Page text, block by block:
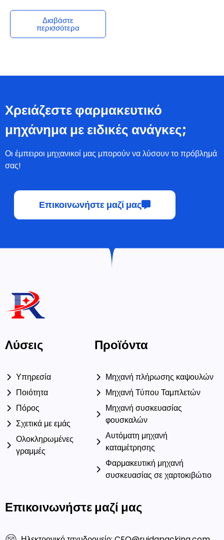
Διαβάστε
περισσότερα
Χρειάζεστε φαρμακευτικό
μηχάνημα με ειδικές ανάγκες;
Οι έμπειροι μηχανικοί μας μπορούν να λύσουν το πρόβλημά
σας!
Επικοινωνήστε μαζί μας
Λύσεις
Υπηρεσία
Ποιότητα
Πόρος
Σχετικά με εμάς
Ολοκληρωμένες
γραμμές
Προϊόντα
Μηχανή πλήρωσης καψουλών
Μηχανή Τύπου Ταμπλετών
Μηχανή συσκευασίας
φουσκαλών
Αυτόματη μηχανή
καταμέτρησης
Φαρμακευτική μηχανή
συσκευασίας σε χαρτοκιβώτιο
Επικοινωνήστε μαζί μας